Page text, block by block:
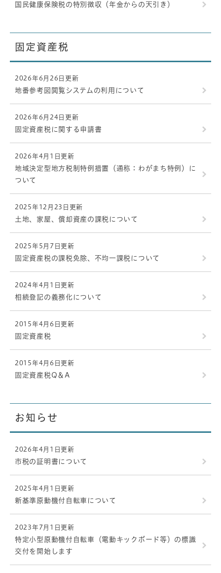
国民健康保険税の特別徴収（年金からの天引き）
固定資産税
2026年6月26日更新
地番参考図閲覧システムの利用について
2026年6月24日更新
固定資産税に関する申請書
2026年4月1日更新
地域決定型地方税制特例措置（通称：わがまち特例）に
ついて
2025年12月23日更新
土地、家屋、償却資産の課税について
2025年5月7日更新
固定資産税の課税免除、不均一課税について
2024年4月1日更新
相続登記の義務化について
2015年4月6日更新
固定資産税
2015年4月6日更新
固定資産税Q＆A
お知らせ
2026年4月1日更新
市税の証明書について
2025年4月1日更新
新基準原動機付自転車について
2023年7月1日更新
特定小型原動機付自転車（電動キックボード等）の標識
交付を開始します